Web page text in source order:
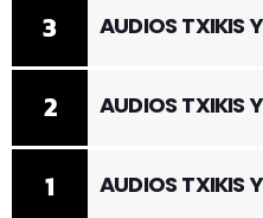
1 AUDIOS TXIKIS
2 AUDIOS TXIKIS
3 AUDIOS TXIKIS